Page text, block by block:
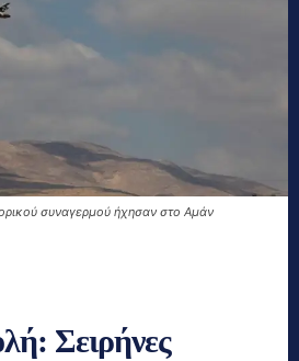
συναγερμού ήχησαν στο Αμάν
Σειρήνες